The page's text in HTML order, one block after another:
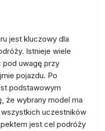
jest kluczowy dla
Istnieje wiele
pod uwagę przy
pojazdu. Po
podstawowym
że wybrany model ma
uczestników
jest cel podróży